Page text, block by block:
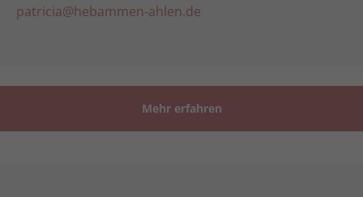
patricia@hebammen-ahlen.de
Mehr erfahren